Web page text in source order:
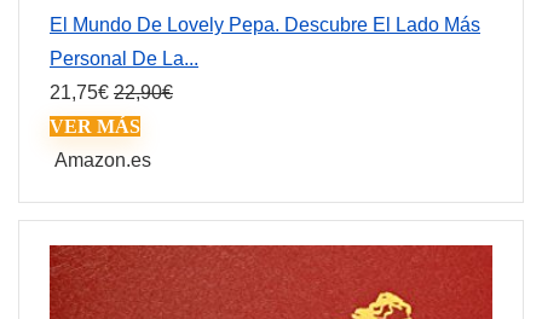
El Mundo De Lovely Pepa. Descubre El Lado Más
Personal De La...
21,75€ 22,90€
VER MÁS
Amazon.es